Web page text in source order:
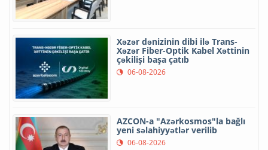
Xəzər dənizinin dibi ilə Trans-
Xəzər Fiber-Optik Kabel Xəttinin
çəkilişi başa çatıb
06-08-2026
AZCON-a "Azərkosmos"la bağlı
yeni səlahiyyətlər verilib
06-08-2026